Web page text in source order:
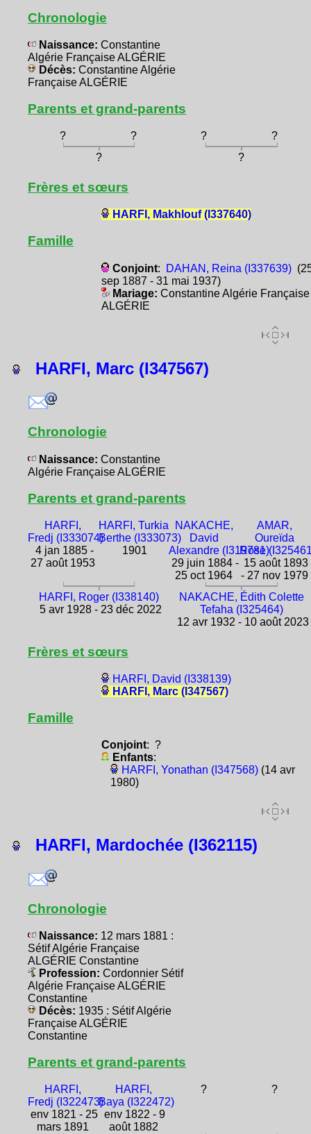
Chronologie
Naissance: Constantine
Algérie Française ALGÉRIE
Décès: Constantine Algérie
Française ALGÉRIE
Parents et grand-parents
? ? ?
?
?
?
Frères et sœurs
HARFI, Makhlouf (I337640)
Famille
Conjoint: DAHAN, Reina (I337639)
sep 1887 - 31 mai 1937)
Mariage: Constantine Algérie Française
ALGÉRIE
HARFI, Marc (I347567)
Chronologie
Naissance: Constantine
Algérie Française ALGÉRIE
Parents et grand-parents
HARFI,
Fredj (I333074)
4 jan 1885 -
27 août 1953
HARFI, Turkia
Berthe (I333073)
1901
NAKACHE,
David
Alexandre (I319781)
29 juin 1884 -
25 oct 1964
AMAR,
Oureïda
Rose
15 août 1893
- 27 nov 1979
HARFI, Roger (I338140)
5 avr 1928 - 23 déc 2022
NAKACHE, Édith Colette
Tefaha (I325464)
12 avr 1932 - 10 août 2023
Frères et sœurs
HARFI, David (I338139)
HARFI, Marc (I347567)
Famille
Conjoint: ?
Enfants:
HARFI, Yonathan (I347568)(14 avr
1980)
HARFI, Mardochée (I362115)
Chronologie
Naissance: 12 mars 1881 :
Sétif Algérie Française
ALGÉRIE Constantine
Profession: Cordonnier Sétif
Algérie Française ALGÉRIE
Constantine
Décès: 1935 : Sétif Algérie
Française ALGÉRIE
Constantine
Parents et grand-parents
HARFI,
Fredj (I322473)
env 1821 - 25
mars 1891
HARFI,
Baya (I322472)
env 1822 - 9
août 1882
? ?